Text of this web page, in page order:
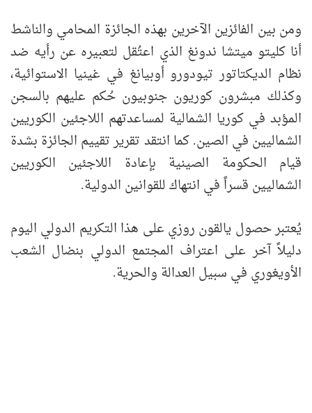
ومن بين الفائزين الآخرين بهذه الجائزة المحامي والناشط
أنا كليتو ميتشا ندونغ الذي اعتُقل لتعبيره عن رأيه ضد
نظام الديكتاتور تيودورو أوبيانغ في غينيا الاستوائية،
وكذلك مبشرون كوريون جنوبيون حُكم عليهم بالسجن
المؤبد في كوريا الشمالية لمساعدتهم اللاجئين الكوريين
الشماليين في الصين. كما انتقد تقرير تقييم الجائزة بشدة
قيام الحكومة الصينية بإعادة اللاجئين الكوريين
الشماليين قسراً في انتهاك للقوانين الدولية.
يُعتبر حصول يالقون روزي على هذا التكريم الدولي اليوم
دليلاً آخر على اعتراف المجتمع الدولي بنضال الشعب
الأويغوري في سبيل العدالة والحرية.